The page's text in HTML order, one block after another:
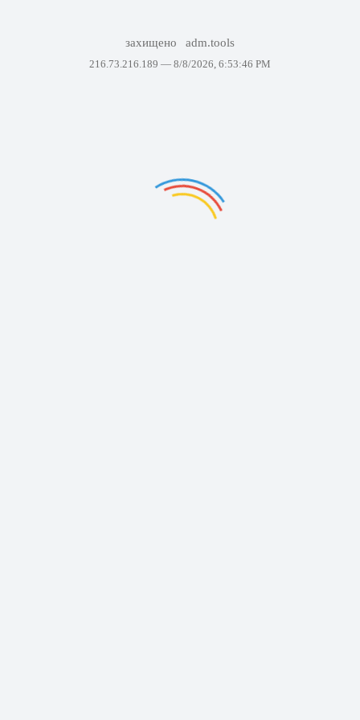
захищено adm.tools
216.73.216.189 — 8/8/2026, 6:53:46 PM